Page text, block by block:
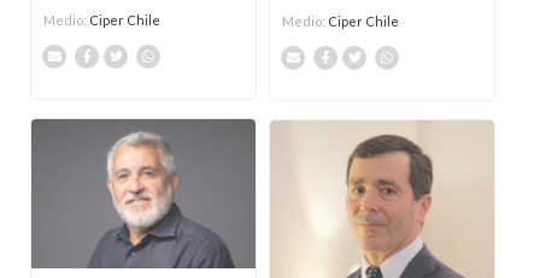
Medio: Ciper Chile
Medio: Ciper Chile